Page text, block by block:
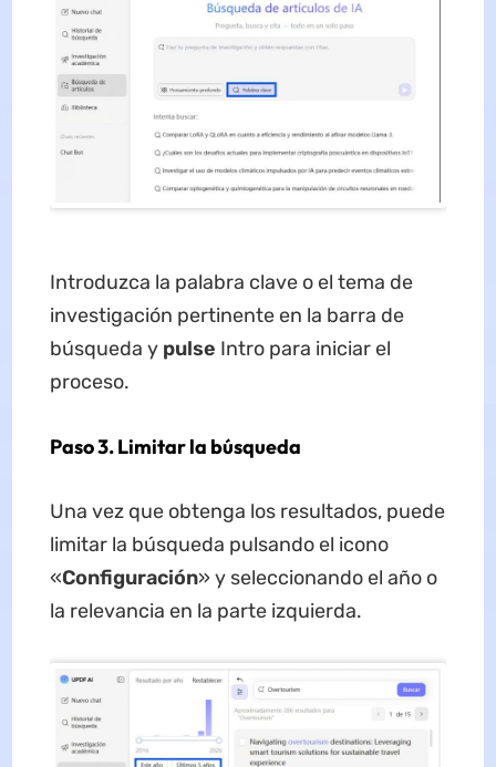
Introduzca la palabra clave o el tema de
investigación pertinente en la barra de
búsqueda y pulse Intro para iniciar el
proceso.
Paso 3. Limitar la búsqueda
Una vez que obtenga los resultados, puede
limitar la búsqueda pulsando el icono
«Configuración» y seleccionando el año o
la relevancia en la parte izquierda.